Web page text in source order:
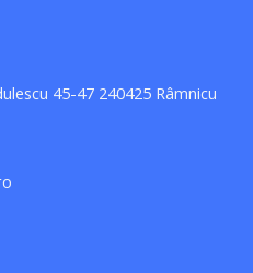
45-47 240425 Râmnicu